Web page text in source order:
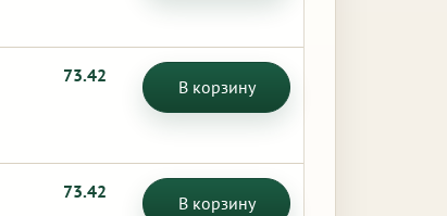
73.42
В корзину
73.42
В корзину